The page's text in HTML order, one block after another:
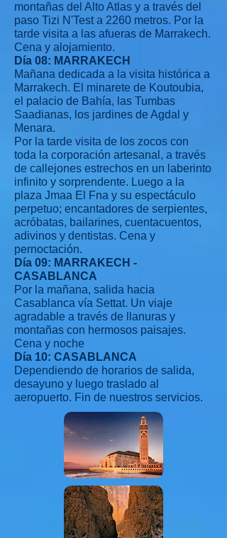
montañas del Alto Atlas y a través del
paso Tizi N'Test a 2260 metros. Por la
tarde visita a las afueras de Marrakech.
Cena y alojamiento.
Día 08: MARRAKECH
Mañana dedicada a la visita histórica a
Marrakech. El minarete de Koutoubia,
el palacio de Bahía, las Tumbas
Saadianas, los jardines de Agdal y
Menara.
Por la tarde visita de los zocos con
toda la corporación artesanal, a través
de callejones estrechos en un laberinto
infinito y sorprendente. Luego a la
plaza Jmaa El Fna y su espectáculo
perpetuo; encantadores de serpientes,
acróbatas, bailarines, cuentacuentos,
adivinos y dentistas. Cena y
pernoctación.
Día 09: MARRAKECH -
CASABLANCA
Por la mañana, salida hacia
Casablanca vía Settat. Un viaje
agradable a través de llanuras y
montañas con hermosos paisajes.
Cena y noche
Día 10: CASABLANCA
Dependiendo de horarios de salida,
desayuno y luego traslado al
aeropuerto. Fin de nuestros servicios.